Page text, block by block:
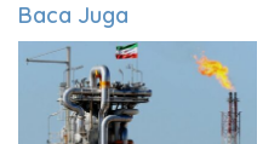
Baca Juga